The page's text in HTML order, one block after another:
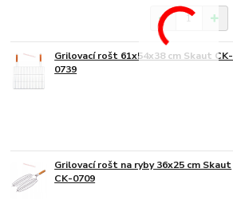
Grilovací rošt 61x54x38 cm Skaut CK-
0739
Grilovací rošt na ryby 36x25 cm Skaut
CK-0709